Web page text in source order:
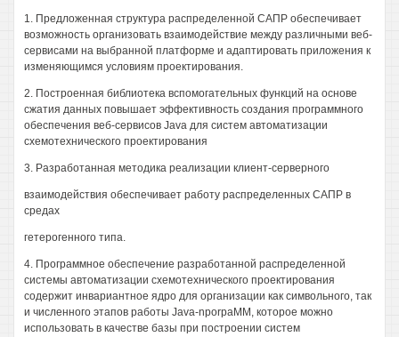
1. Предложенная структура распределенной САПР обеспечивает
возможность организовать взаимодействие между различными веб-
сервисами на выбранной платформе и адаптировать приложения к
изменяющимся условиям проектирования.
2. Построенная библиотека вспомогательных функций на основе
сжатия данных повышает эффективность создания программного
обеспечения веб-сервисов Java для систем автоматизации
схемотехнического проектирования
3. Разработанная методика реализации клиент-серверного
взаимодействия обеспечивает работу распределенных САПР в
средах
гетерогенного типа.
4. Программное обеспечение разработанной распределенной
системы автоматизации схемотехнического проектирования
содержит инвариантное ядро для организации как символьного, так
и численного этапов работы Java-nporpaMM, которое можно
использовать в качестве базы при построении систем